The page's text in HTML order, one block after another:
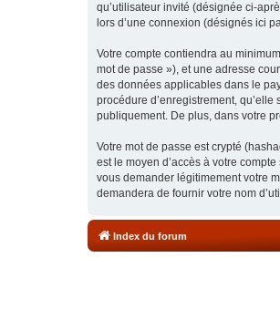
qu’utilisateur invité (désignée ci-
lors d’une connexion (désignés ici
Votre compte contiendra au
mot de passe »), et une adresse
des données applicables dans le
procédure d’enregistrement,
publiquement. De plus, dans votre
Votre mot de passe est crypté
est le moyen d’accès à votre
vous demander légitimement votre
demandera de fournir votre nom
Index du forum